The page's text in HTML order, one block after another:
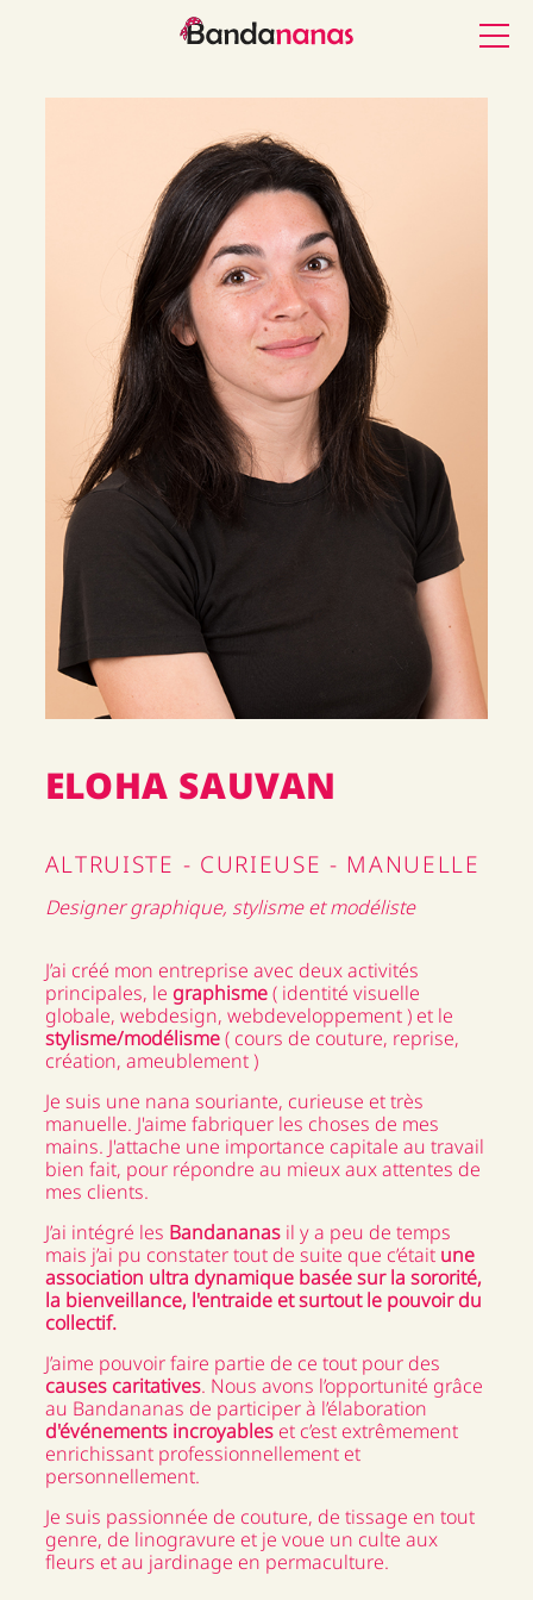
L’association
Les nanas
Nos actions caritatives
Postuler
Contact
ELOHA SAUVAN
ALTRUISTE - CURIEUSE - MANUELLE
Designer graphique, stylisme et modéliste
J’ai créé mon entreprise avec deux activités
principales, le graphisme( identité visuelle
globale, webdesign, webdeveloppement ) et le
stylisme/modélisme( cours de couture, reprise,
création, ameublement )
Je suis une nana souriante, curieuse et très
manuelle. J'aime fabriquer les choses de mes
mains. J'attache une importance capitale au travail
bien fait, pour répondre au mieux aux attentes de
mes clients.
J’ai intégré les Bandananasil y a peu de temps
mais j’ai pu constater tout de suite que c’était une
association ultra dynamique basée sur la sororité,
la bienveillance, l'entraide et surtout le pouvoir du
collectif.
J’aime pouvoir faire partie de ce tout pour des
causes caritatives. Nous avons l’opportunité grâce
au Bandananas de participer à l’élaboration
d'événements incroyableset c’est extrêmement
enrichissant professionnellement et
personnellement.
Je suis passionnée de couture, de tissage en tout
genre, de linogravure et je voue un culte aux
fleurs et au jardinage en permaculture.